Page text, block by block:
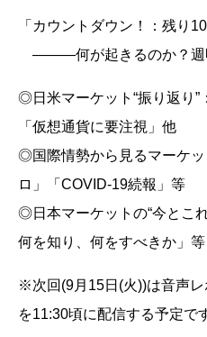
「カウントダウン！：残り
―――何が起きるのか？週
◎日米マーケット“振り返り”
「仮想通貨に要注視」他
◎国際情勢から見るマーケ
ロ」「COVID-19続報」等
◎日本マーケットの“今とこ
何を知り、何をすべきか」等
※次回(9月15日(火))は音声レ
を11:30頃に配信する予定で